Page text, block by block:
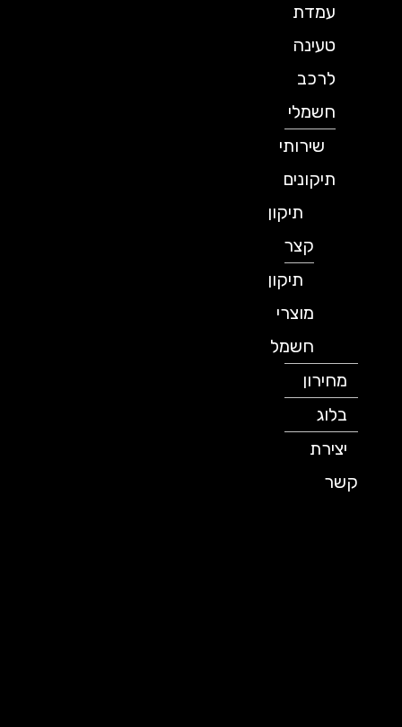
עמדת
טעינה
לרכב
חשמלי
שירותי
תיקונים
תיקון
תיקון
מוצרי
חשמל
מחירון
יצירת
קשר